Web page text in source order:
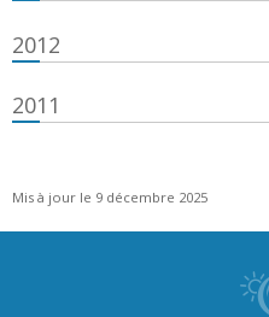
2012
2011
Mis à jour le 9 décembre 2025